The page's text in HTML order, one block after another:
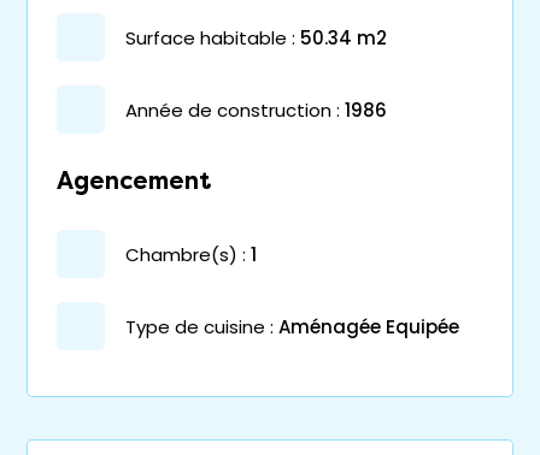
surface habitable : 50.34 m2
année de construction : 1986
Agencement
chambre(s) : 1
Type de cuisine : Aménagée Equipée